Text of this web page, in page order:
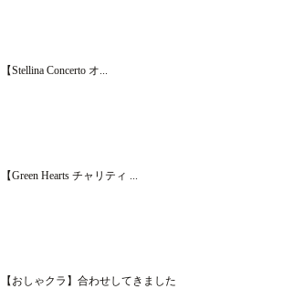
【Stellina Concerto オ...
【Green Hearts チャリティ ...
【おしゃクラ】合わせしてきました